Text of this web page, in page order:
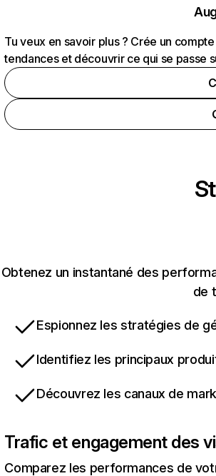
Tu veux en savoir plus ? Crée un
tendances et découvrir ce qui se passe
Obtenez un instantané des
de
Espionnez les stratégies de
Identifiez les principaux
Découvrez les canaux de
Trafic et engagement des
Comparez les performances de